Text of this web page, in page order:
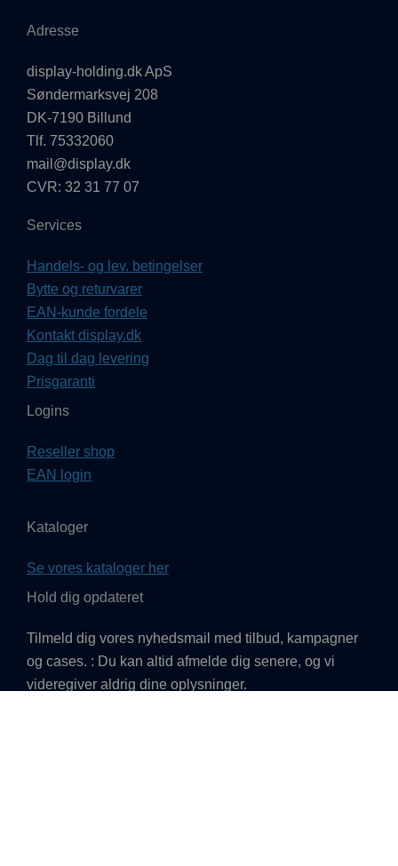
Adresse
display-holding.dk ApS
Søndermarksvej 208
DK-7190 Billund
Tlf. 75332060
mail@display.dk
CVR: 32 31 77 07
Services
Handels- og lev. betingelser
Bytte og returvarer
EAN-kunde fordele
Kontakt display.dk
Dag til dag levering
Prisgaranti
Logins
Reseller shop
EAN login
Kataloger
Se vores kataloger her
Hold dig opdateret
Tilmeld dig vores nyhedsmail med tilbud, kampagner
og cases. : Du kan altid afmelde dig senere, og vi
videregiver aldrig dine oplysninger.